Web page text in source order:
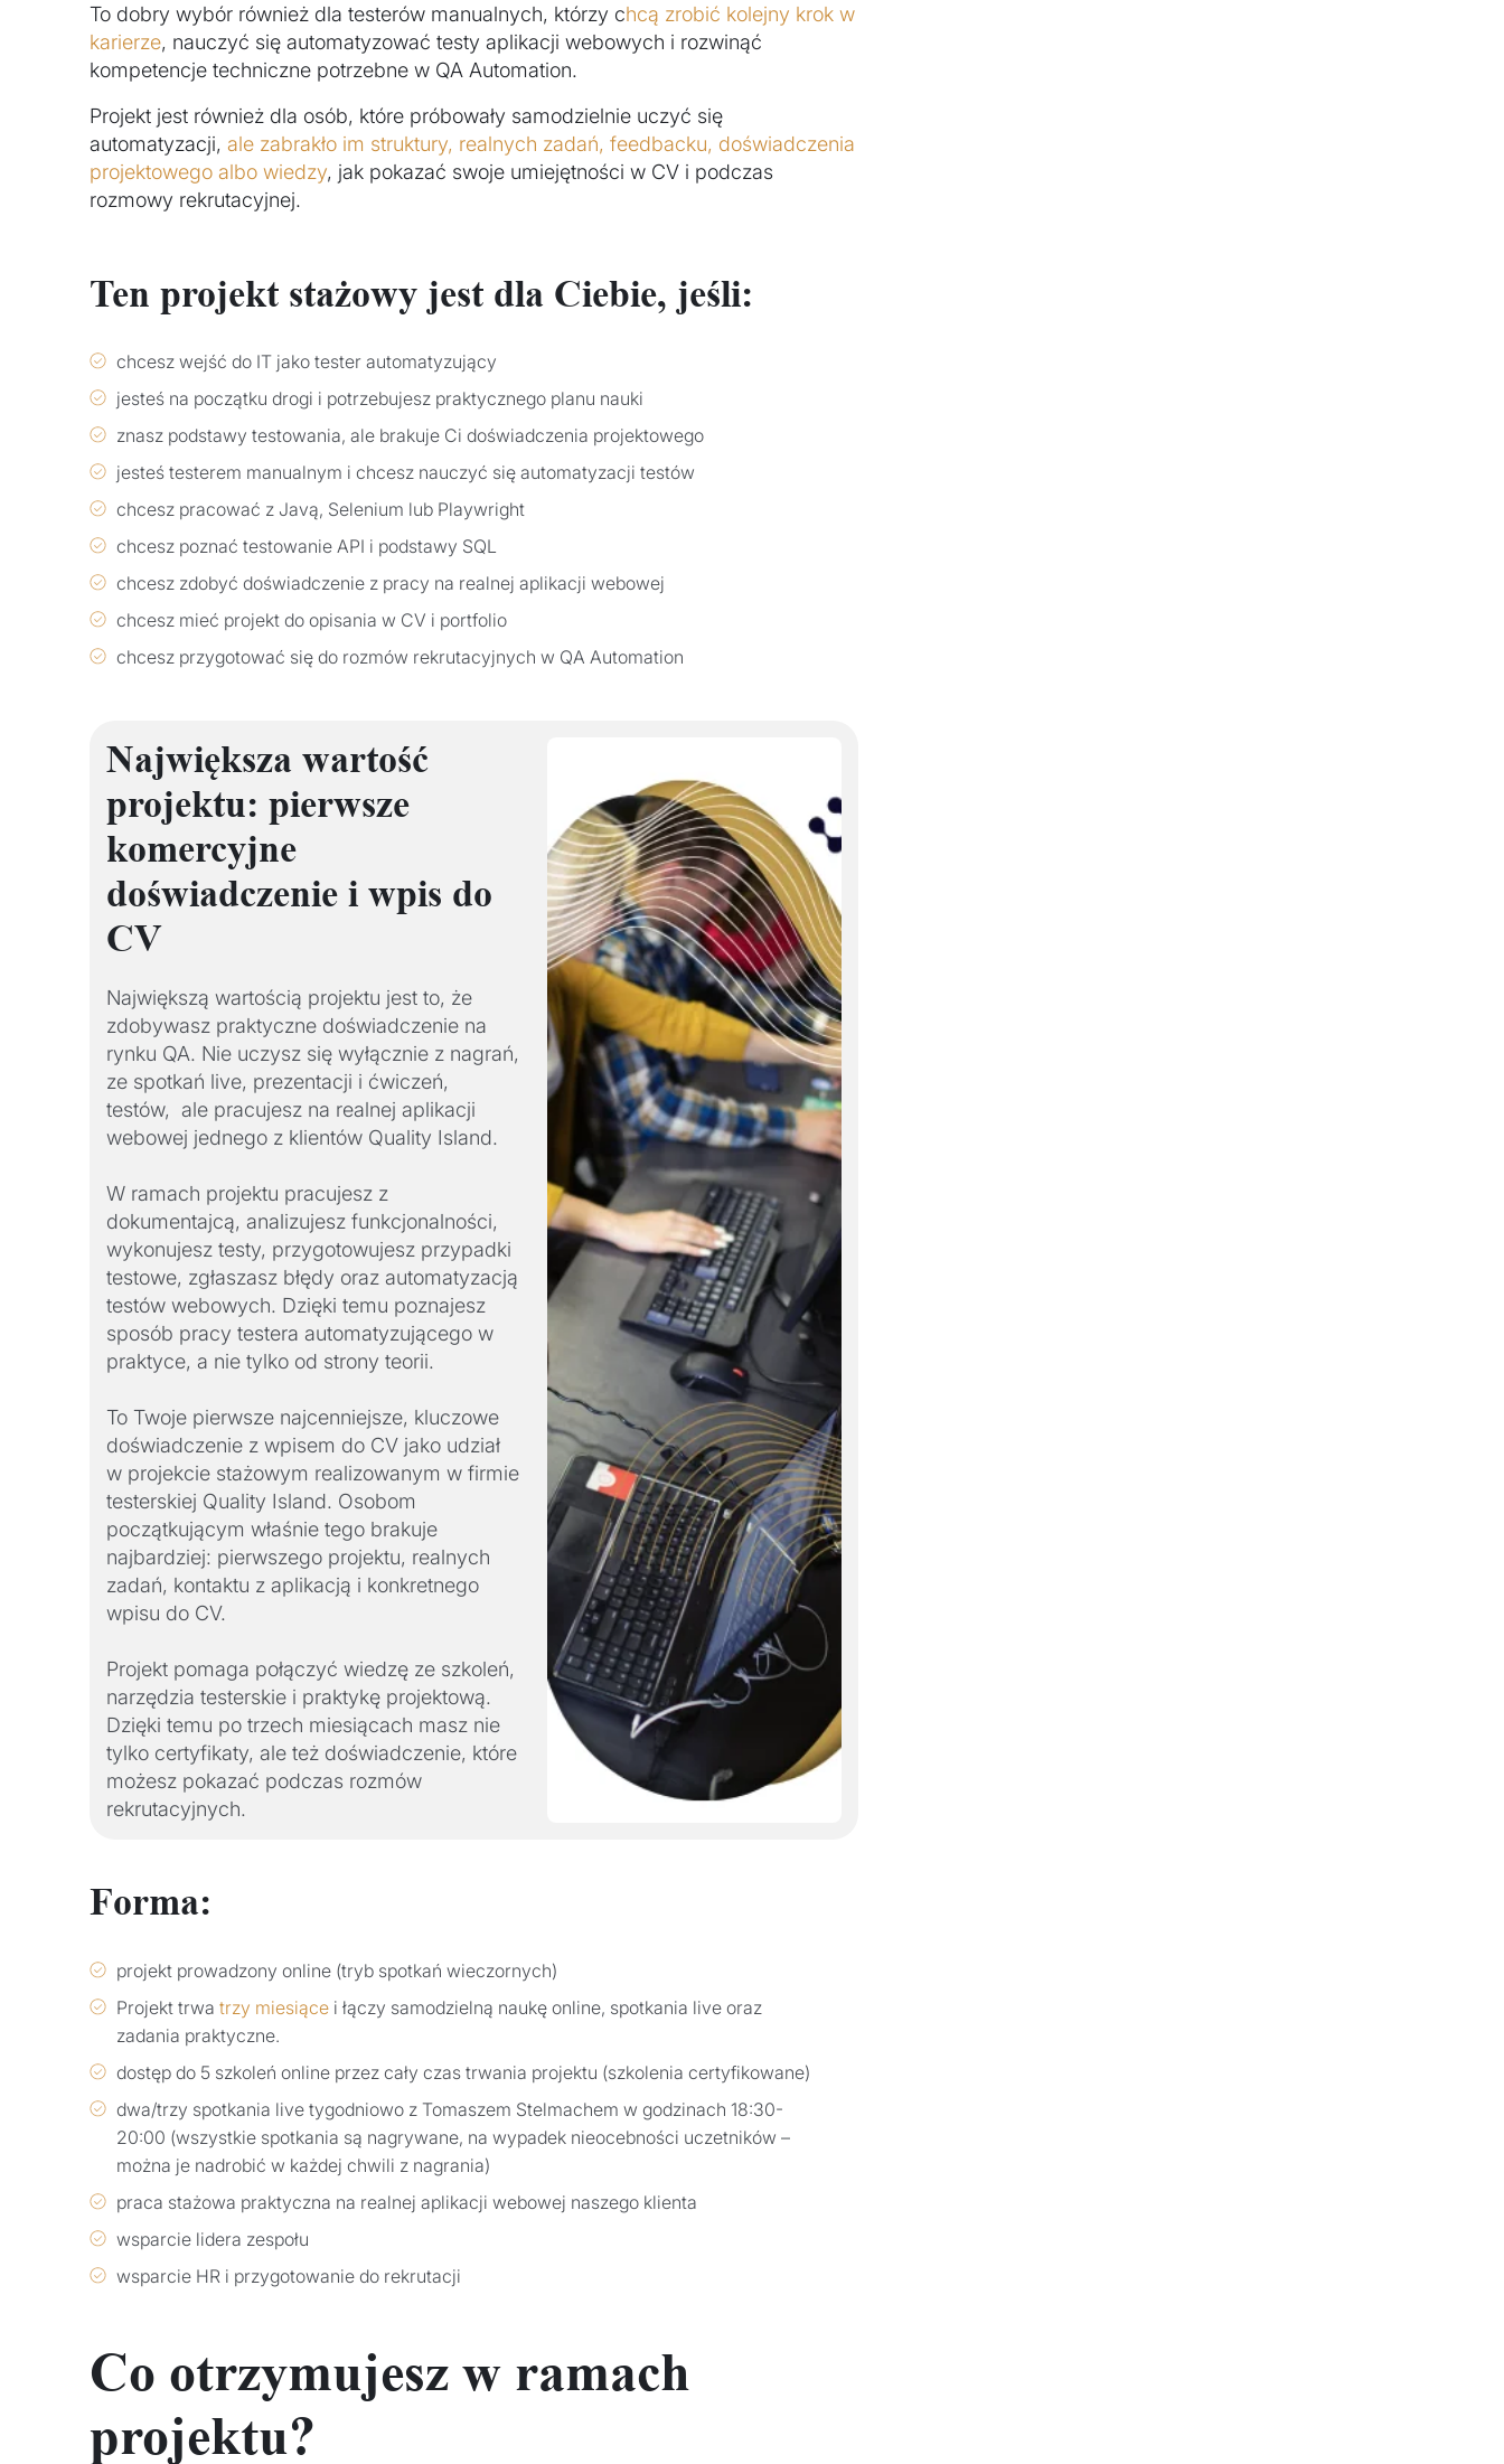
To dobry wybór również dla testerów manualnych, którzy chcą zrobić kolejny krok w
karierze, nauczyć się automatyzować testy aplikacji webowych i rozwinąć
kompetencje techniczne potrzebne w QA Automation.
Projekt jest również dla osób, które próbowały samodzielnie uczyć się
automatyzacji, ale zabrakło im struktury, realnych zadań, feedbacku, doświadczenia
projektowego albo wiedzy, jak pokazać swoje umiejętności w CV i podczas
rozmowy rekrutacyjnej.
Ten projekt stażowy jest dla Ciebie, jeśli:
chcesz wejść do IT jako tester automatyzujący
jesteś na początku drogi i potrzebujesz praktycznego planu nauki
znasz podstawy testowania, ale brakuje Ci doświadczenia projektowego
jesteś testerem manualnym i chcesz nauczyć się automatyzacji testów
chcesz pracować z Javą, Selenium lub Playwright
chcesz poznać testowanie API i podstawy SQL
chcesz zdobyć doświadczenie z pracy na realnej aplikacji webowej
chcesz mieć projekt do opisania w CV i portfolio
chcesz przygotować się do rozmów rekrutacyjnych w QA Automation
Największa wartość
projektu: pierwsze
komercyjne
doświadczenie i wpis do
CV
Największą wartością projektu jest to, że
zdobywasz praktyczne doświadczenie na
rynku QA. Nie uczysz się wyłącznie z nagrań,
ze spotkań live, prezentacji i ćwiczeń,
testów, ale pracujesz na realnej aplikacji
webowej jednego z klientów Quality Island.
W ramach projektu pracujesz z
dokumentajcą, analizujesz funkcjonalności,
wykonujesz testy, przygotowujesz przypadki
testowe, zgłaszasz błędy oraz automatyzacją
testów webowych. Dzięki temu poznajesz
sposób pracy testera automatyzującego w
praktyce, a nie tylko od strony teorii.
To Twoje pierwsze najcenniejsze, kluczowe
doświadczenie z wpisem do CV jako udział
w projekcie stażowym realizowanym w firmie
testerskiej Quality Island. Osobom
początkującym właśnie tego brakuje
najbardziej: pierwszego projektu, realnych
zadań, kontaktu z aplikacją i konkretnego
wpisu do CV.
Projekt pomaga połączyć wiedzę ze szkoleń,
narzędzia testerskie i praktykę projektową.
Dzięki temu po trzech miesiącach masz nie
tylko certyfikaty, ale też doświadczenie, które
możesz pokazać podczas rozmów
rekrutacyjnych.
Forma:
projekt prowadzony online (tryb spotkań wieczornych)
Projekt trwa trzy miesiące i łączy samodzielną naukę online, spotkania live oraz
zadania praktyczne.
dostęp do 5 szkoleń online przez cały czas trwania projektu (szkolenia certyfikowane)
dwa/trzy spotkania live tygodniowo z Tomaszem Stelmachem w godzinach 18:30-
20:00 (wszystkie spotkania są nagrywane, na wypadek nieocebności uczetników –
można je nadrobić w każdej chwili z nagrania)
praca stażowa praktyczna na realnej aplikacji webowej naszego klienta
wsparcie lidera zespołu
wsparcie HR i przygotowanie do rekrutacji
Co otrzymujesz w ramach
projektu?